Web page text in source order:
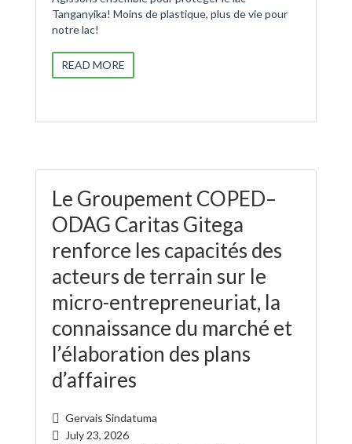
Tanganyika! Moins de plastique, plus de vie pour
notre lac!
READ MORE
Le Groupement COPED–
ODAG Caritas Gitega
renforce les capacités des
acteurs de terrain sur le
micro-entrepreneuriat, la
connaissance du marché et
l’élaboration des plans
d’affaires
Gervais Sindatuma
July 23, 2026